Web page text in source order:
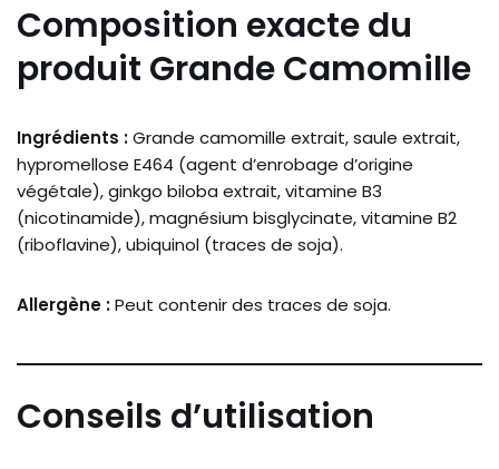
Composition exacte du
produit Grande Camomille
Ingrédients :Grande camomille extrait, saule extrait,
hypromellose E464 (agent d’enrobage d’origine
végétale), ginkgo biloba extrait, vitamine B3
(nicotinamide), magnésium bisglycinate, vitamine B2
(riboflavine), ubiquinol (traces de soja).
Allergène :Peut contenir des traces de soja.
Conseils d’utilisation